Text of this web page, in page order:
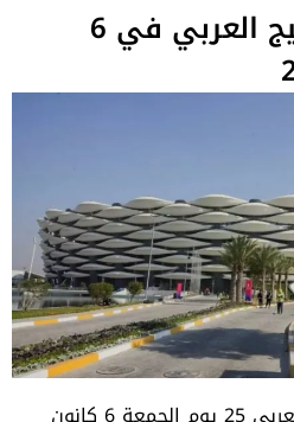
انطلاق كأس الخليج العربي في 6